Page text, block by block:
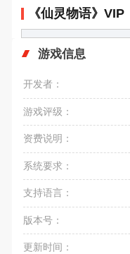
《仙灵物语》VIP
游戏信息
开发者：
游戏评级：
资费说明：
系统要求：
支持语言：
版本号：
更新时间：